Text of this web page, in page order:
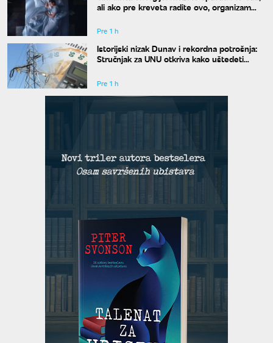
ali ako pre kreveta radite ovo, organizam
Pre 1 h
Istorijski nizak Dunav i rekordna potrošnja:
Stručnjak za UNU otkriva kako uštedeti
Pre 1 h